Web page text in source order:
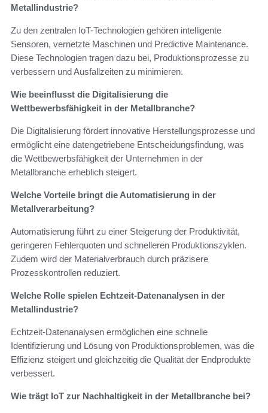
Metallindustrie?
Zu den zentralen IoT-Technologien gehören intelligente
Sensoren, vernetzte Maschinen und Predictive Maintenance.
Diese Technologien tragen dazu bei, Produktionsprozesse zu
verbessern und Ausfallzeiten zu minimieren.
Wie beeinflusst die Digitalisierung die
Wettbewerbsfähigkeit in der Metallbranche?
Die Digitalisierung fördert innovative Herstellungsprozesse und
ermöglicht eine datengetriebene Entscheidungsfindung, was
die Wettbewerbsfähigkeit der Unternehmen in der
Metallbranche erheblich steigert.
Welche Vorteile bringt die Automatisierung in der
Metallverarbeitung?
Automatisierung führt zu einer Steigerung der Produktivität,
geringeren Fehlerquoten und schnelleren Produktionszyklen.
Zudem wird der Materialverbrauch durch präzisere
Prozesskontrollen reduziert.
Welche Rolle spielen Echtzeit-Datenanalysen in der
Metallindustrie?
Echtzeit-Datenanalysen ermöglichen eine schnelle
Identifizierung und Lösung von Produktionsproblemen, was die
Effizienz steigert und gleichzeitig die Qualität der Endprodukte
verbessert.
Wie trägt IoT zur Nachhaltigkeit in der Metallbranche bei?